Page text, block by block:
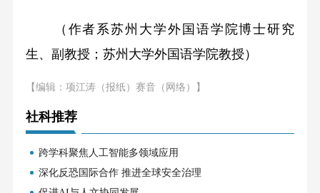
（作者系苏州大学外国语学院博士研究
生、副教授；苏州大学外国语学院教授）
【编辑：项江涛（报纸）赛音（网络）】
社科推荐
跨学科聚焦人工智能多领域应用
深化反恐国际合作 推进全球安全治理